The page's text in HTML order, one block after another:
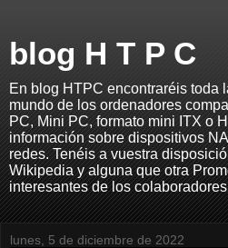
blog H T P C
En blog HTPC encontraréis toda
mundo de los ordenadores
PC, Mini PC, formato mini ITX o
información sobre dispositivos
redes. Tenéis a vuestra
Wikipedia y alguna que otra
interesantes de los
lunes, 5 de diciembre de 2022